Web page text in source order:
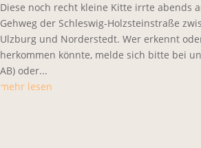
Diese noch recht kleine Kitte irrte abends
Gehweg der Schleswig-Holzsteinstraße
Ulzburg und Norderstedt. Wer erkennt
herkommen könnte, melde sich bitte bei
AB) oder...
mehr lesen